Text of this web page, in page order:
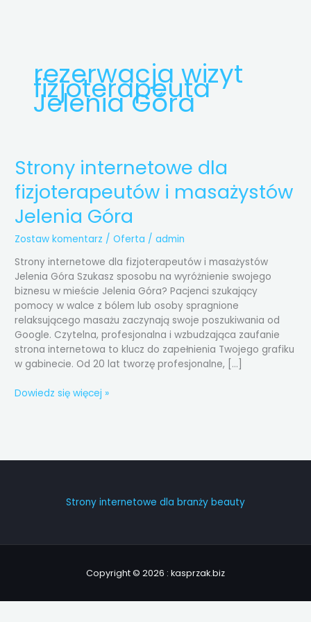
rezerwacja wizyt
fizjoterapeuta
Jelenia Góra
Strony internetowe dla
fizjoterapeutów i masażystów
Jelenia Góra
Zostaw komentarz /Oferta /admin
Strony internetowe dla fizjoterapeutów i masażystów
Jelenia Góra Szukasz sposobu na wyróżnienie swojego
biznesu w mieście Jelenia Góra? Pacjenci szukający
pomocy w walce z bólem lub osoby spragnione
relaksującego masażu zaczynają swoje poszukiwania od
Google. Czytelna, profesjonalna i wzbudzająca zaufanie
strona internetowa to klucz do zapełnienia Twojego grafiku
w gabinecie. Od 20 lat tworzę profesjonalne, […]
Strony
internetowe
dla
fizjoterapeutów
i
masażystów
Góra
Dowiedz się więcej »
Strony internetowe dla branży beauty
Copyright © 2026 : kasprzak.biz